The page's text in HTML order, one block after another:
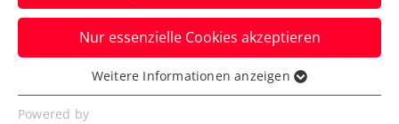
ÖTV geht exklusive Partnerschaft mit
Smarthlete ein: Der Weg zum College
Nur essenzielle Cookies akzeptieren
Essenziell
Essenzielle Cookies werden für grundlegende
Weitere Informationen anzeigen
Powered by